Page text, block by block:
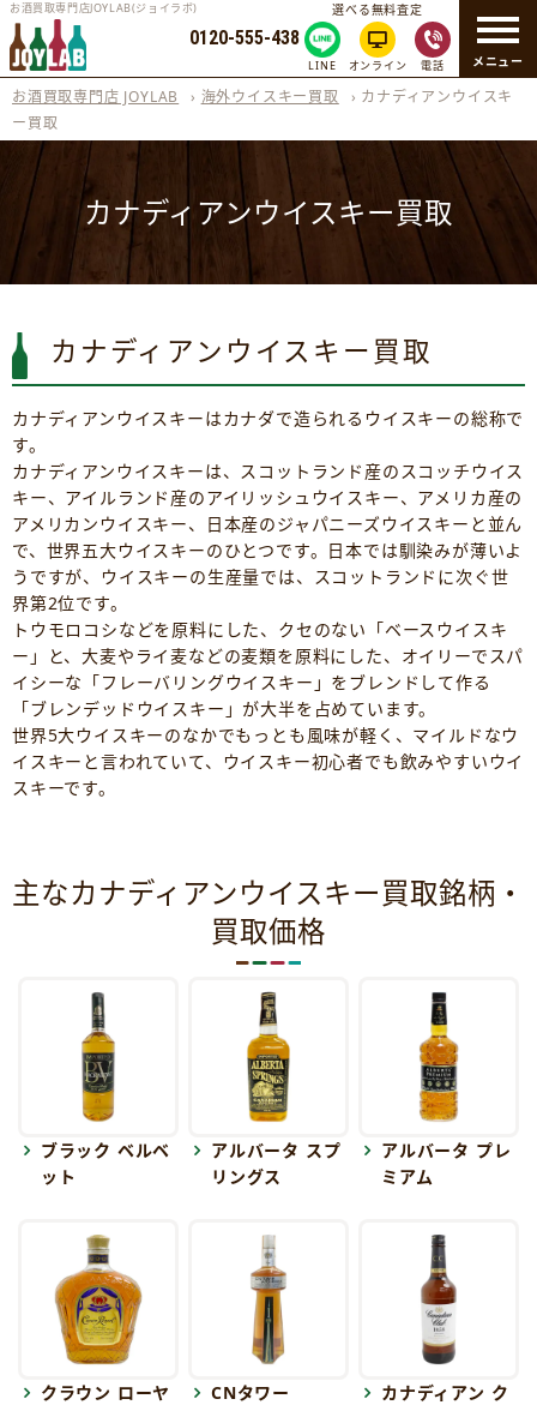
メニュー
お酒買取専門店JOYLAB(ジョイラボ)
0120-555-438
選べる無料査定
LINE オンライン 電話
お酒買取専門店 JOYLAB › 海外ウイスキー買取 › カナディアンウイスキ
ー買取
カナディアンウイスキー買取
カナディアンウイスキー買取
カナディアンウイスキーはカナダで造られるウイスキーの総称で
す。
カナディアンウイスキーは、スコットランド産のスコッチウイス
キー、アイルランド産のアイリッシュウイスキー、アメリカ産の
アメリカンウイスキー、日本産のジャパニーズウイスキーと並ん
で、世界五大ウイスキーのひとつです。日本では馴染みが薄いよ
うですが、ウイスキーの生産量では、スコットランドに次ぐ世
界第2位です。
トウモロコシなどを原料にした、クセのない「ベースウイスキ
ー」と、大麦やライ麦などの麦類を原料にした、オイリーでスパ
イシーな「フレーバリングウイスキー」をブレンドして作る
「ブレンデッドウイスキー」が大半を占めています。
世界5大ウイスキーのなかでもっとも風味が軽く、マイルドなウ
イスキーと言われていて、ウイスキー初心者でも飲みやすいウイ
スキーです。
主なカナディアンウイスキー買取銘柄・
買取価格
ブラック ベルベ
ット
アルバータ スプ
リングス
アルバータ プレ
ミアム
クラウン ローヤ
CNタワー
カナディアン ク